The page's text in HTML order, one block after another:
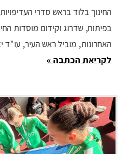
החינוך בלוד בראש סדרי
האחרונות, מוביל ראש העיר, עו"ד
לקריאת הכתבה »